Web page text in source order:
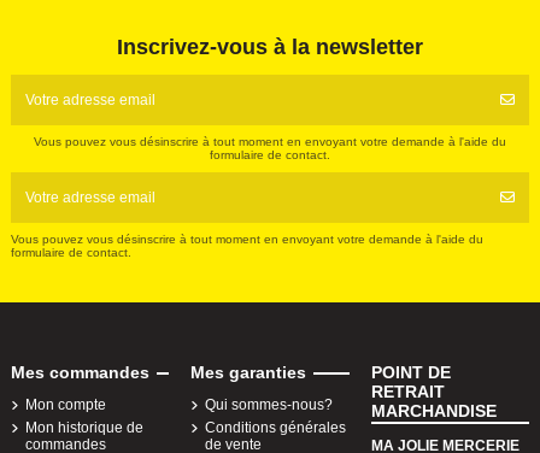
Inscrivez-vous à la newsletter
Vous pouvez vous désinscrire à tout moment en envoyant votre demande à l'aide du
formulaire de contact.
Vous pouvez vous désinscrire à tout moment en envoyant votre demande à l'aide du
formulaire de contact.
Mes commandes
Mon compte
Mon historique de
commandes
Mes garanties
Qui sommes-nous?
Conditions générales
de vente
POINT DE
RETRAIT
MARCHANDISE
MA JOLIE MERCERIE